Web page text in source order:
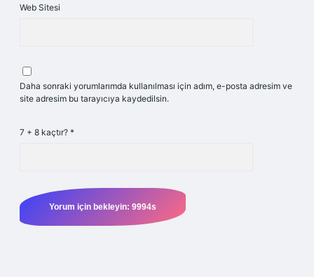
Web Sitesi
Daha sonraki yorumlarımda kullanılması için adım, e-posta adresim ve
site adresim bu tarayıcıya kaydedilsin.
7 + 8 kaçtır? *